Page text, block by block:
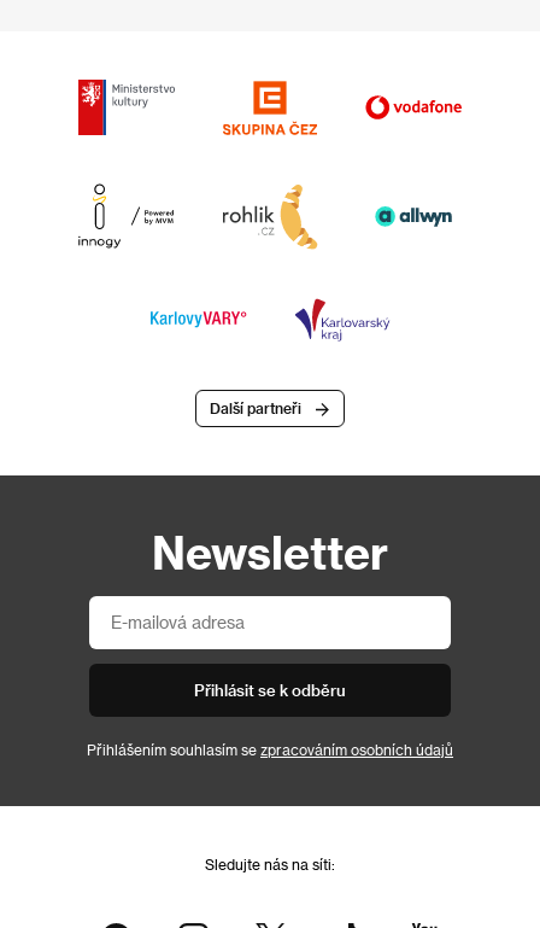
Další partneři
Newsletter
Přihlásit se k odběru
Přihlášením souhlasím se zpracováním osobních údajů
Sledujte nás na síti: